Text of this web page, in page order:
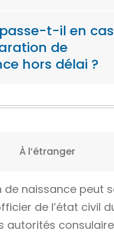
t-il en cas
de
hors délai ?
À l’étranger
de naissance peut
de l’état civil
autorités